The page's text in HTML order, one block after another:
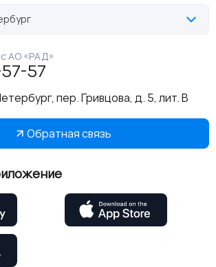
АО «РАД»
57
пер. Гривцова, д. 5, лит. В
Обратная связь